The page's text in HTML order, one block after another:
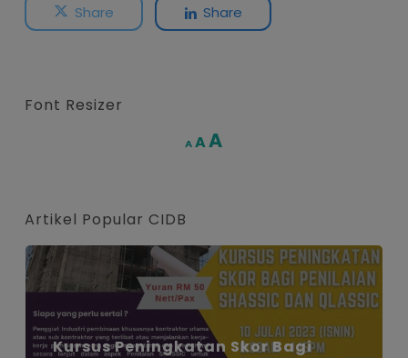
Share Share
Font Resizer
A Decrease
AReset
AIncrease
Artikel Popular CIDB
Kursus Peningkatan Skor Bagi